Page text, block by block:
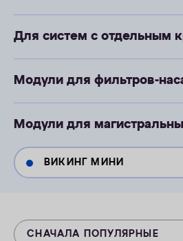
ДОСТАВКА
УСЛУГИ
ОПЛАТА
Для систем с отдельным
Модули для фильтров-
Модули для
ВИКИНГ МИНИ
СНАЧАЛА ПОПУЛЯРНЫЕ